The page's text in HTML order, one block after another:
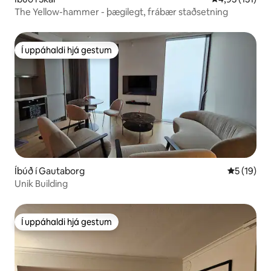
The Yellow-hammer - þægilegt, frábær staðsetning
Í uppáhaldi hjá gestum
Í uppáhaldi hjá gestum
Íbúð í Gautaborg 5 af 5 í
5 (19)
Unik Building
Í uppáhaldi hjá gestum
Í uppáhaldi hjá gestum